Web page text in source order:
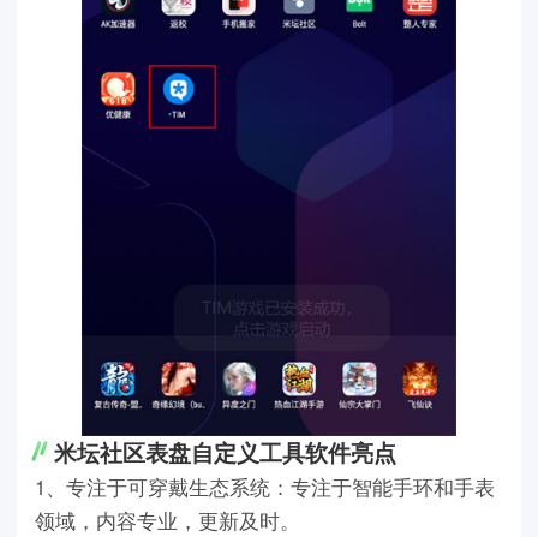
米坛社区表盘自定义工具软件亮点
1、专注于可穿戴生态系统：专注于智能手环和手表
领域，内容专业，更新及时。